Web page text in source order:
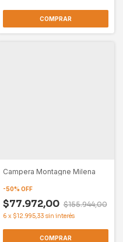
COMPRAR
Campera Montagne Milena
-50% OFF
$77.972,00 $155.944,00
6 x $12.995,33 sin interés
COMPRAR